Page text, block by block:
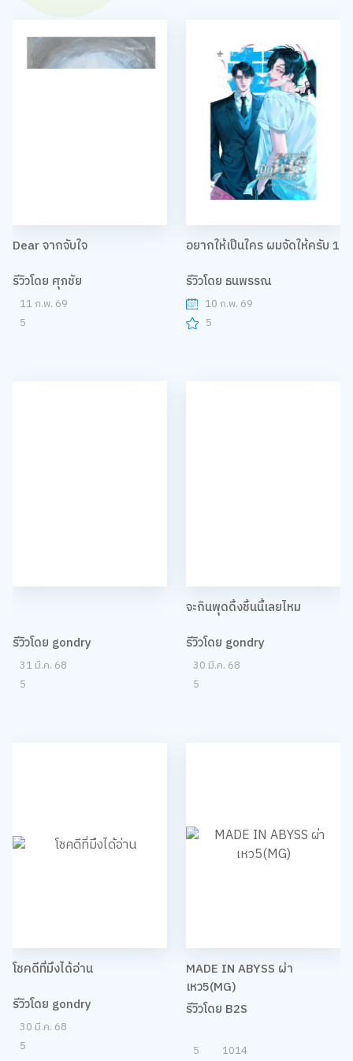
Dear จากจับใจ
รีวิวโดย ศุภชัย
11 ก.พ. 69
อยากให้เป็นใคร ผมจัดให้ครับ 1
รีวิวโดย ธนพรรณ
10 ก.พ. 69
5
รีวิวโดย gondry
31 มี.ค. 68
จะกินพุดดิ้งชิ้นนี้เลยไหม
รีวิวโดย gondry
30 มี.ค. 68
5
โชคดีที่มึงได้อ่าน
รีวิวโดย gondry
30 มี.ค. 68
5
MADE IN ABYSS ผ่า
เหว5(MG)
รีวิวโดย B2S
5 1014